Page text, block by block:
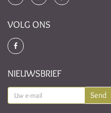
VOLG ONS
NIEUWSBRIEF